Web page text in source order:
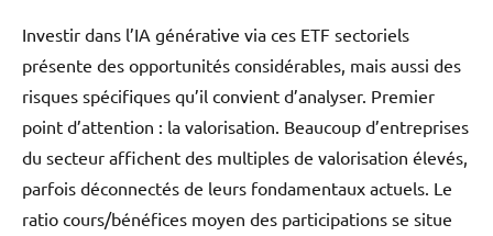
Investir dans l’IA générative via ces ETF sectoriels
présente des opportunités considérables, mais aussi des
risques spécifiques qu’il convient d’analyser. Premier
point d’attention : la valorisation. Beaucoup d’entreprises
du secteur affichent des multiples de valorisation élevés,
parfois déconnectés de leurs fondamentaux actuels. Le
ratio cours/bénéfices moyen des participations se situe